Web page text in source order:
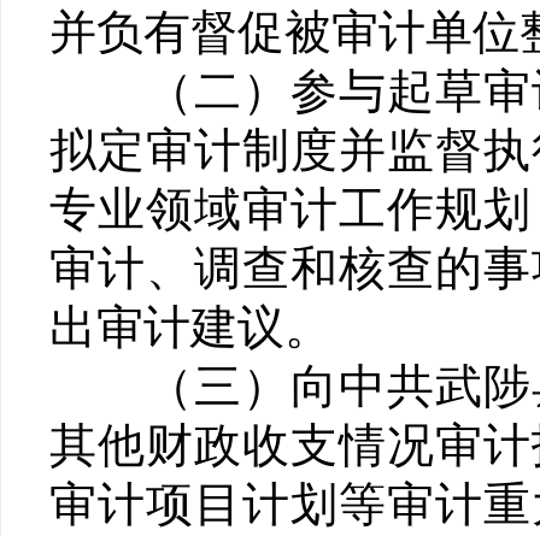
并负有督促被审计单位
（二）参与起草审
拟定审计制度并监督
专业领域审计工作规
审计、调查和核查的
出审计建议。
（三）向中共武陟
其他财政收支情况审
审计项目计划等审计